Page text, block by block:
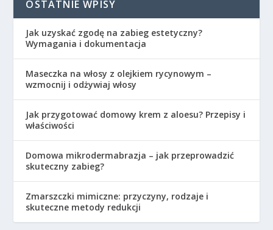
OSTATNIE WPISY
Jak uzyskać zgodę na zabieg estetyczny?
Wymagania i dokumentacja
Maseczka na włosy z olejkiem rycynowym –
wzmocnij i odżywiaj włosy
Jak przygotować domowy krem z aloesu? Przepisy i
właściwości
Domowa mikrodermabrazja – jak przeprowadzić
skuteczny zabieg?
Zmarszczki mimiczne: przyczyny, rodzaje i
skuteczne metody redukcji